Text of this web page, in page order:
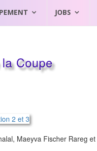
JOBS
Coupe
Maeyva Fischer Rareg et